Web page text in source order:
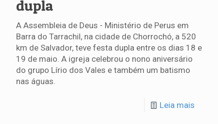
dupla
A Assembleia de Deus - Ministério de Perus em
Barra do Tarrachil, na cidade de Chorrochó, a 520
km de Salvador, teve festa dupla entre os dias 18 e
19 de maio. A igreja celebrou o nono aniversário
do grupo Lírio dos Vales e também um batismo
nas águas.
Leia mais